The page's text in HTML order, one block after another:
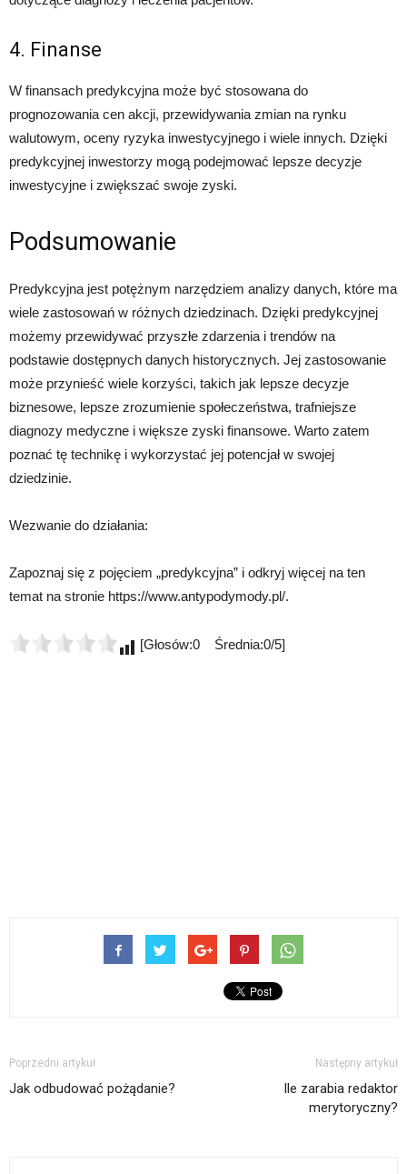
4. Finanse
W finansach predykcyjna może być stosowana do
prognozowania cen akcji, przewidywania zmian na rynku
walutowym, oceny ryzyka inwestycyjnego i wiele innych. Dzięki
predykcyjnej inwestorzy mogą podejmować lepsze decyzje
inwestycyjne i zwiększać swoje zyski.
Podsumowanie
Predykcyjna jest potężnym narzędziem analizy danych, które ma
wiele zastosowań w różnych dziedzinach. Dzięki predykcyjnej
możemy przewidywać przyszłe zdarzenia i trendów na
podstawie dostępnych danych historycznych. Jej zastosowanie
może przynieść wiele korzyści, takich jak lepsze decyzje
biznesowe, lepsze zrozumienie społeczeństwa, trafniejsze
diagnozy medyczne i większe zyski finansowe. Warto zatem
poznać tę technikę i wykorzystać jej potencjał w swojej
dziedzinie.
Wezwanie do działania:
Zapoznaj się z pojęciem „predykcyjna” i odkryj więcej na ten
temat na stronie https://www.antypodymody.pl/.
[Głosów:0 Średnia:0/5]
Poprzedni artykuł
Jak odbudować pożądanie?
Następny artykuł
Ile zarabia redaktor
merytoryczny?